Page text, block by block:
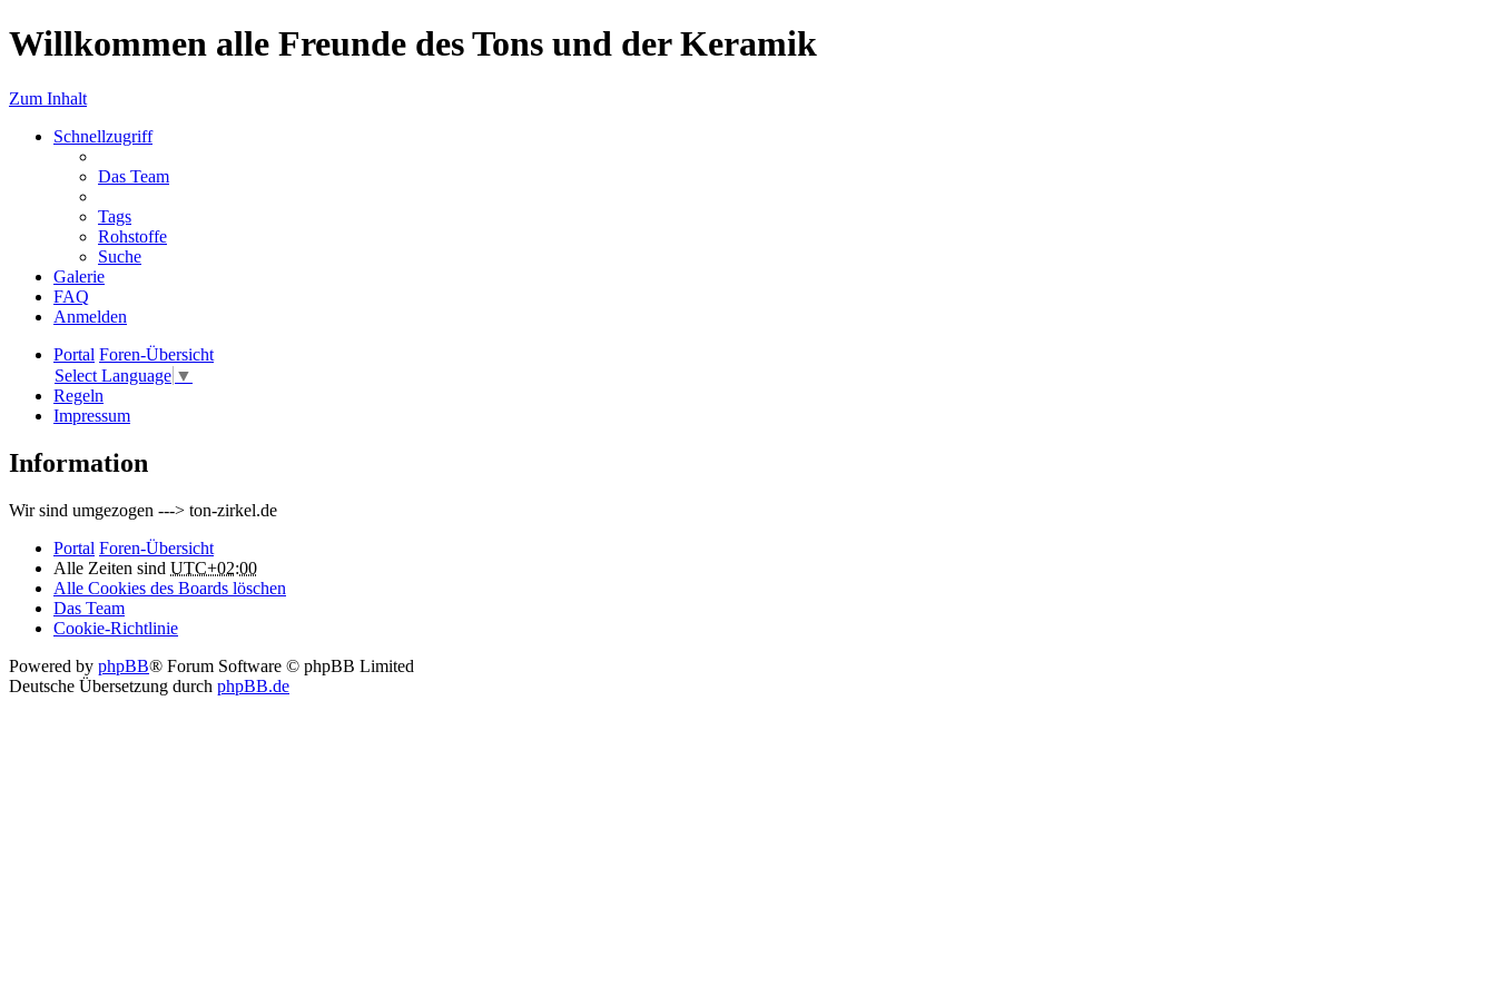
Willkommen alle Freunde des Tons und der Keramik
Zum Inhalt
Schnellzugriff
Das Team
Tags
Rohstoffe
Suche
Galerie
FAQ
Anmelden
Portal Foren-Übersicht
Select Language ▼
Regeln
Impressum
Information
Wir sind umgezogen ---> ton-zirkel.de
Portal Foren-Übersicht
Alle Zeiten sind UTC+02:00
Alle Cookies des Boards löschen
Das Team
Cookie-Richtlinie
Powered by phpBB® Forum Software © phpBB Limited
Deutsche Übersetzung durch phpBB.de